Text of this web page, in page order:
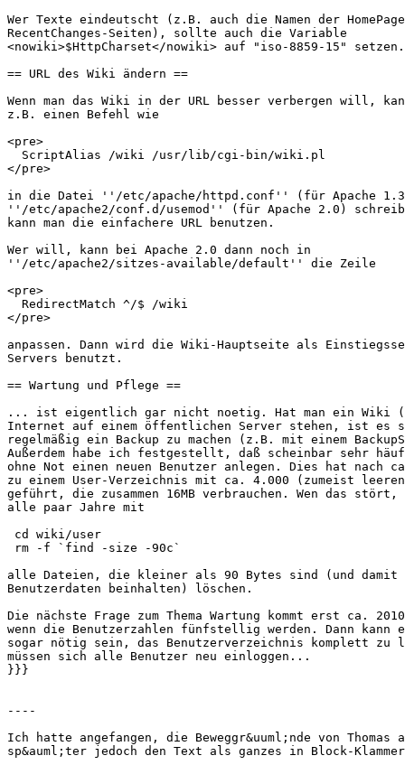
Wer Texte eindeutscht (z.B. auch die Namen der
RecentChanges-Seiten), sollte auch die Variable
<nowiki>$HttpCharset</nowiki> auf "iso-8859-15" setzen.
== URL des Wiki ändern ==
Wenn man das Wiki in der URL besser verbergen will,
z.B. einen Befehl wie
<pre>
  ScriptAlias /wiki /usr/lib/cgi-bin/wiki.pl
</pre>
in die Datei ''/etc/apache/httpd.conf'' (für Apache
''/etc/apache2/conf.d/usemod'' (für Apache 2.0)
kann man die einfachere URL benutzen.
Wer will, kann bei Apache 2.0 dann noch in
''/etc/apache2/sitzes-available/default'' die Zeile
<pre>
  RedirectMatch ^/$ /wiki
</pre>
anpassen. Dann wird die Wiki-Hauptseite als
Servers benutzt.
== Wartung und Pflege ==
... ist eigentlich gar nicht noetig. Hat man ein Wiki
Internet auf einem öffentlichen Server stehen, ist es
regelmäßig ein Backup zu machen (z.B. mit einem
Außerdem habe ich festgestellt, daß scheinbar sehr
ohne Not einen neuen Benutzer anlegen. Dies hat nach
zu einem User-Verzeichnis mit ca. 4.000 (zumeist
geführt, die zusammen 16MB verbrauchen. Wen das stört,
alle paar Jahre mit
cd wiki/user
rm -f `find -size -90c`
alle Dateien, die kleiner als 90 Bytes sind (und damit
Benutzerdaten beinhalten) löschen.
Die nächste Frage zum Thema Wartung kommt erst ca.
wenn die Benutzerzahlen fünfstellig werden. Dann
sogar nötig sein, das Benutzerverzeichnis komplett zu
müssen sich alle Benutzer neu einloggen...
}}}
----
Ich hatte angefangen, die Beweggr&uuml;nde von Thomas
sp&auml;ter jedoch den Text als ganzes in Block-